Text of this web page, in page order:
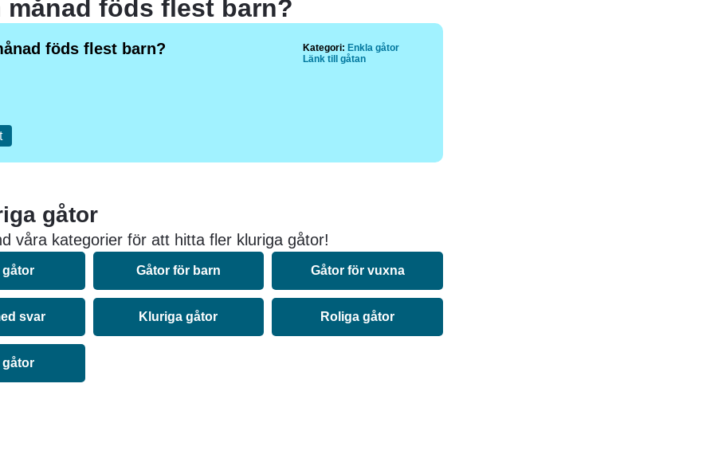
månad föds flest barn?
föds flest barn? Kategori: Enkla gåtor
Länk till gåtan
gåtor
våra kategorier för att hitta fler kluriga gåtor!
gåtor Gåtor för barn Gåtor för vuxna
svar Kluriga gåtor Roliga gåtor
gåtor